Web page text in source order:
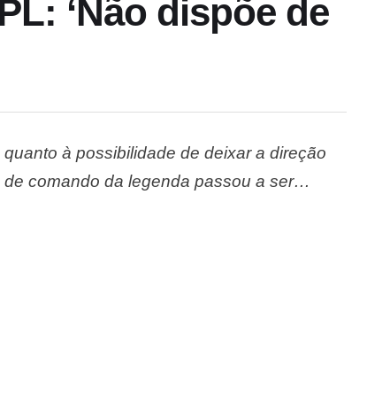
‘Não dispõe de
à possibilidade de deixar a direção
comando da legenda passou a ser